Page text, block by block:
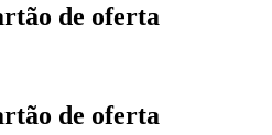
de oferta
de oferta